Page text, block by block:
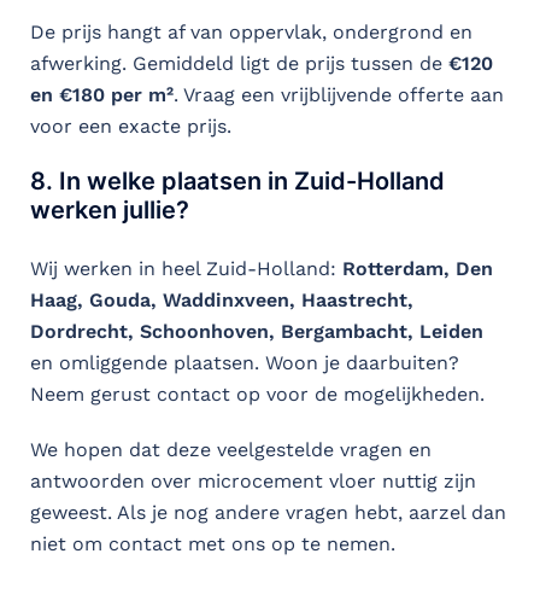
De prijs hangt af van oppervlak, ondergrond en
afwerking. Gemiddeld ligt de prijs tussen de €120
en €180 per m². Vraag een vrijblijvende offerte aan
voor een exacte prijs.
8. In welke plaatsen in Zuid-Holland
werken jullie?
Wij werken in heel Zuid-Holland: Rotterdam, Den
Haag, Gouda, Waddinxveen, Haastrecht,
Dordrecht, Schoonhoven, Bergambacht, Leiden
en omliggende plaatsen. Woon je daarbuiten?
Neem gerust contact op voor de mogelijkheden.
We hopen dat deze veelgestelde vragen en
antwoorden over microcement vloer nuttig zijn
geweest. Als je nog andere vragen hebt, aarzel dan
niet om contact met ons op te nemen.